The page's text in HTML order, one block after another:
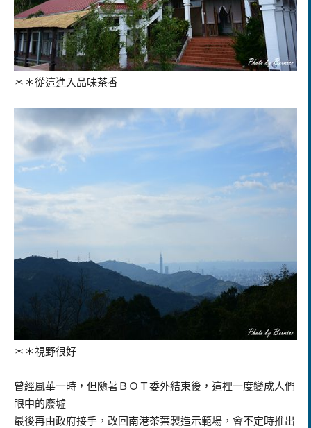
＊＊從這進入品味茶香
＊＊視野很好
曾經風華一時，但隨著ＢＯＴ委外結束後，這裡一度變成人們
眼中的廢墟
最後再由政府接手，改回南港茶葉製造示範場，會不定時推出